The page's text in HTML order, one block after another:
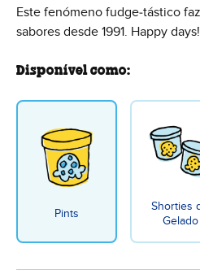
Este fenómeno fudge‑tástico
sabores desde 1991. Happy days!
Disponível como:
Pints
Shorties
Gelado